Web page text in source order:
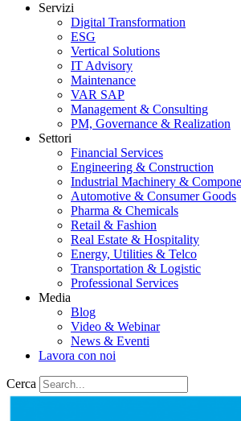
Servizi
Digital Transformation
ESG
Vertical Solutions
IT Advisory
Maintenance
VAR SAP
Management & Consulting
PM, Governance & Realization
Settori
Financial Services
Engineering & Construction
Industrial Machinery &
Automotive & Consumer Goods
Pharma & Chemicals
Retail & Fashion
Real Estate & Hospitality
Energy, Utilities & Telco
Transportation & Logistic
Professional Services
Media
Blog
Video & Webinar
News & Eventi
Lavora con noi
Cerca